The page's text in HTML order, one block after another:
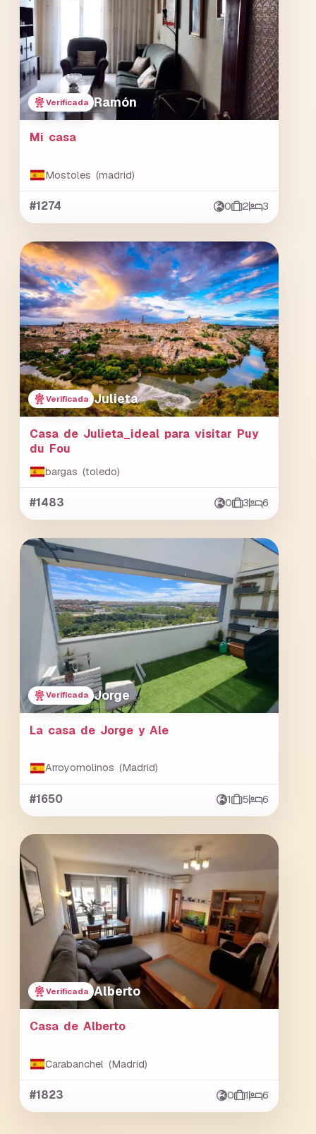
Verificada Ramón
Mi casa
Mostoles (madrid)
#1274 0 2 3
Verificada Julieta
Casa de Julieta_ideal para visitar Puy
du Fou
bargas (toledo)
#1483 0 3 6
Verificada Jorge
La casa de Jorge y Ale
Arroyomolinos (Madrid)
#1650 1 5 6
Verificada Alberto
Casa de Alberto
Carabanchel (Madrid)
#1823 0 1 6